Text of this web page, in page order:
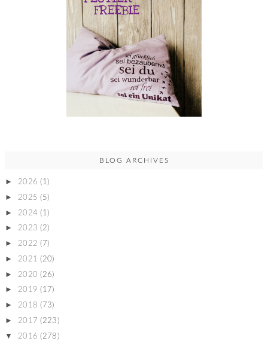
BLOG ARCHIVES
► 2026 (1)
► 2025 (5)
► 2024 (1)
► 2023 (2)
► 2022 (7)
► 2021 (20)
► 2020 (26)
► 2019 (17)
► 2018 (73)
► 2017 (223)
▼ 2016 (278)